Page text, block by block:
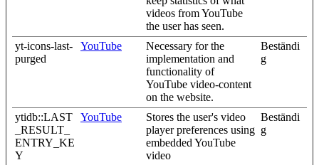
videos from YouTube
the user has seen.
yt-icons-last-
purged
YouTube
Necessary for the
implementation and
functionality of
YouTube video-content
on the website.
Beständi
g
ytidb::LAST
_RESULT_
ENTRY_KE
Y
YouTube
Stores the user's video
player preferences using
embedded YouTube
video
Beständi
g